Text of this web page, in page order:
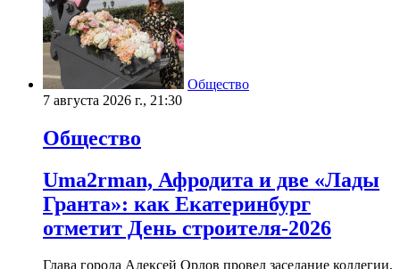
Общество
7 августа 2026 г., 21:30
Общество
Uma2rman, Афродита и две «Лады
Гранта»: как Екатеринбург
отметит День строителя-2026
Глава города Алексей Орлов провел заседание коллегии,